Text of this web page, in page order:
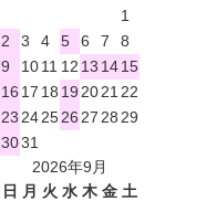
1
2
3 4 5 6 7
8
9
1011 12 13 1415
16 17 18 19 2021 22
23 242526 27 28 29
3031
2026年9月
日
月 火 水 木 金 土